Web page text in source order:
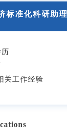
标准化科研助理
关工作经验